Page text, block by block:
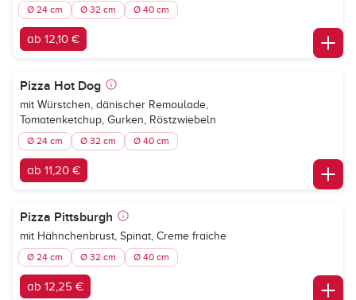
Ø 24 cm Ø 32 cm Ø 40 cm
ab 12,10 €
Pizza Hot Dog
mit Würstchen, dänischer Remoulade,
Tomatenketchup, Gurken, Röstzwiebeln
Ø 24 cm Ø 32 cm Ø 40 cm
ab 11,20 €
Pizza Pittsburgh
mit Hähnchenbrust, Spinat, Creme fraiche
Ø 24 cm Ø 32 cm Ø 40 cm
ab 12,25 €